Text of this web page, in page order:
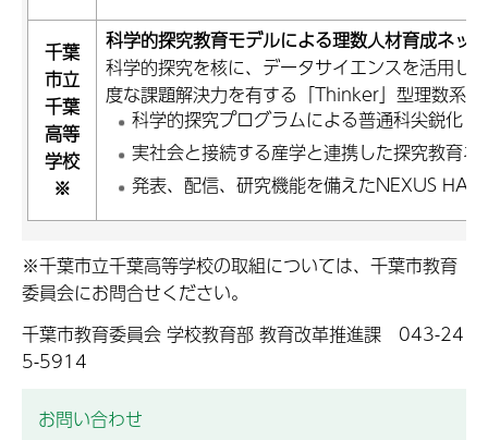
千葉
市立
千葉
高等
学校
※
科学的探究教育モデルによる理数人材育成ネッ
科学的探究を核に、データサイエンスを活用し
度な課題解決力を有する「Thinker」型理数系
科学的探究プログラムによる普通科尖鋭化
実社会と接続する産学と連携した探究教育ネ
発表、配信、研究機能を備えたNEXUS
※千葉市立千葉高等学校の取組については、千葉市教育
委員会にお問合せください。
千葉市教育委員会 学校教育部 教育改革推進課 043-24
5-5914
お問い合わせ